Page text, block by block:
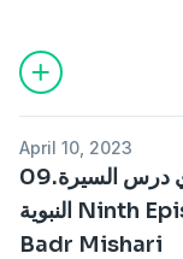
April 10, 2023
09.الحلقة التاسعه الشيخ بدر المشاري درس السيرة
النبوية Ninth Episode of the Seerah - Sheikh
Badr Mishari